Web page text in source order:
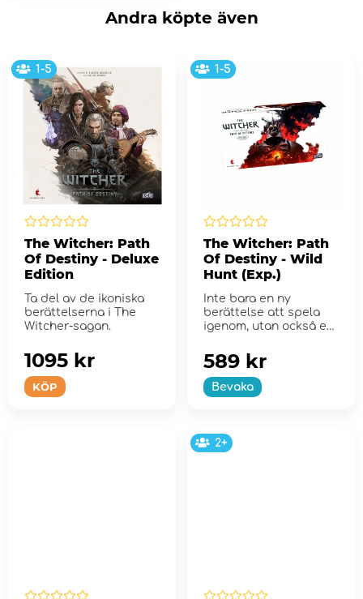
Andra köpte även
1-5
The Witcher: Path
Of Destiny - Deluxe
Edition
Ta del av de ikoniska
berättelserna i The
Witcher-sagan.
KÖP
1095 kr
1-5
The Witcher: Path
Of Destiny - Wild
Hunt (Exp.)
Inte bara en ny
berättelse att spela
igenom, utan också ett
Bevaka
589 kr
2+